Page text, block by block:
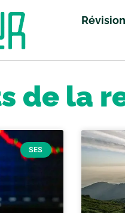
de la
SES